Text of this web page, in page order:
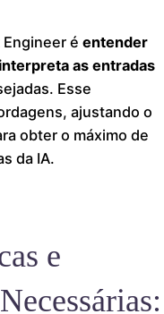
é entender
as entradas
Esse
ajustando o
obter o máximo de
da IA.
e